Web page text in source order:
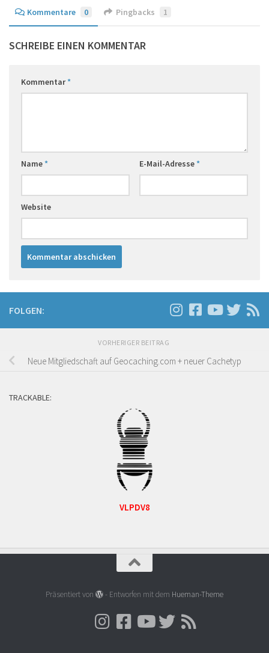
Kommentare 0 Pingbacks 1
SCHREIBE EINEN KOMMENTAR
Kommentar*
Name* E-Mail-Adresse*
Website
FOLGEN:
VORHERIGER BEITRAG
Neue Mitgliedschaft auf Geocaching.com + neuer Cachetyp
TRACKABLE:
VLPDV8
Präsentiert von - Entworfen mit dem Hueman-Theme